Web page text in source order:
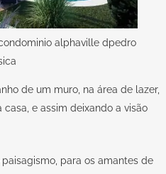
alphaville dpedro
de um muro, na área de lazer,
e assim deixando a visão
para os amantes de